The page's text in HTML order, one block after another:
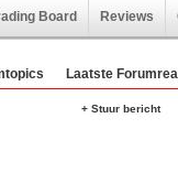
Board Reviews
Laatste
+ Stuur bericht